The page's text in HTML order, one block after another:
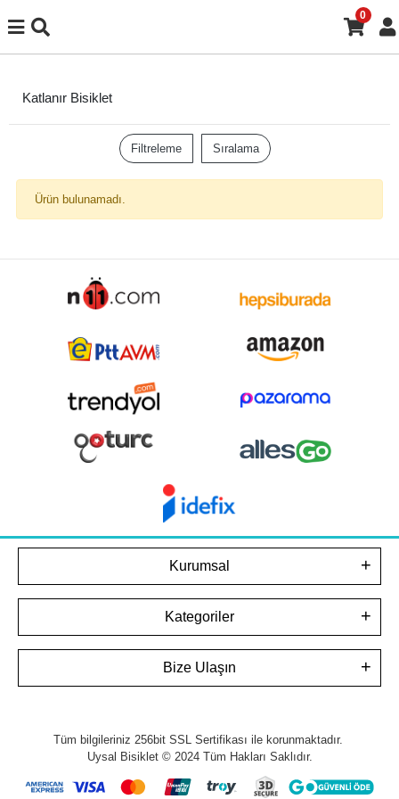
0
Katlanır Bisiklet
Filtreleme Sıralama
Ürün bulunamadı.
Kurumsal
Kategoriler
Bize Ulaşın
Tüm bilgileriniz 256bit SSL Sertifikası ile korunmaktadır.
Uysal Bisiklet © 2024 Tüm Hakları Saklıdır.